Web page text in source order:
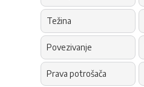
Težina
Povezivanje
Prava potrošača